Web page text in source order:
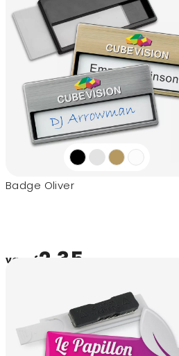
Badge Oliver
vanaf2,35